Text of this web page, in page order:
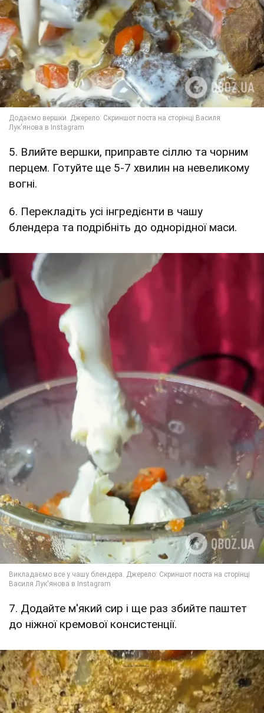
5. Влийте вершки, приправте сіллю та чорним
перцем. Готуйте ще 5-7 хвилин на невеликому
вогні.
6. Перекладіть усі інгредієнти в чашу
блендера та подрібніть до однорідної маси.
7. Додайте м'який сир і ще раз збийте паштет
до ніжної кремової консистенції.